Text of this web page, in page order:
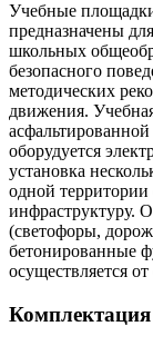
Учебные
предназначены
школьных
безопасного
методических
движения.
оборудуется
установка
одной
инфраструктуру.
(светофоры,
бетонированные
осуществляется
Комплектация